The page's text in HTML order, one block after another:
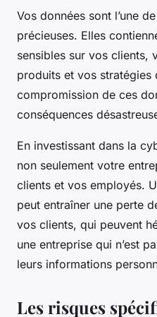
Vos données sont l’une
précieuses. Elles
sensibles sur vos clients,
produits et vos stratégies
compromission de ces
conséquences
En investissant dans la
non seulement votre
clients et vos employés.
peut entraîner une perte
vos clients, qui peuvent
une entreprise qui n’est
leurs informations
Les risques